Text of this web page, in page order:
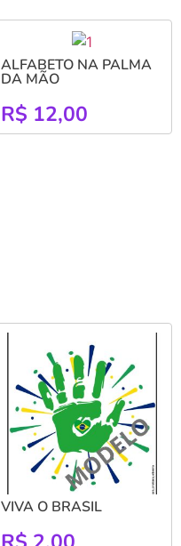
ALFABETO NA PALMA
DA MÃO
R$ 12,00
VIVA O BRASIL